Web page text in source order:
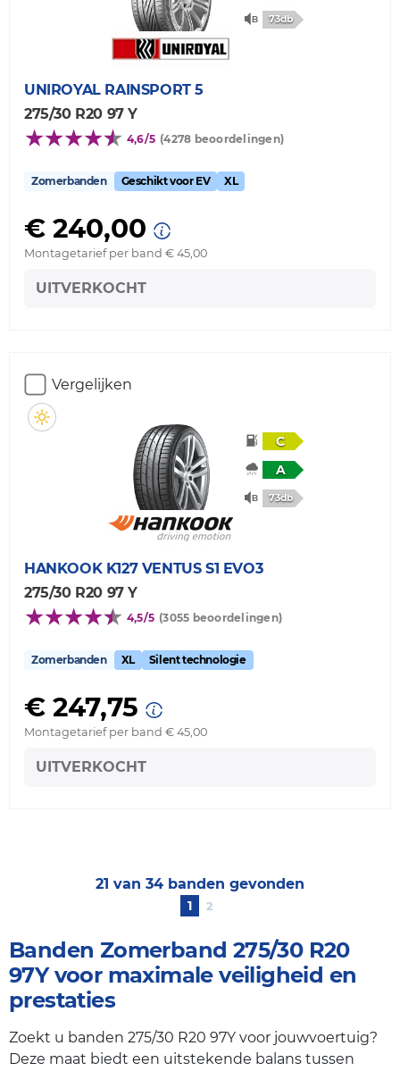
73db
UNIROYAL RAINSPORT 5
275/30 R20 97 Y
4,6/5 (4278 beoordelingen)
Zomerbanden Geschikt voor EV XL
€ 240,00
Montagetarief per band € 45,00
UITVERKOCHT
Vergelijken
C
A
73db
HANKOOK K127 VENTUS S1 EVO3
275/30 R20 97 Y
4,5/5 (3055 beoordelingen)
Zomerbanden XL Silent technologie
€ 247,75
Montagetarief per band € 45,00
UITVERKOCHT
1 2
21 van 34 banden gevonden
Banden Zomerband 275/30 R20
97Y voor maximale veiligheid en
prestaties
Zoekt u banden 275/30 R20 97Y voor jouwvoertuig?
Deze maat biedt een uitstekende balans tussen